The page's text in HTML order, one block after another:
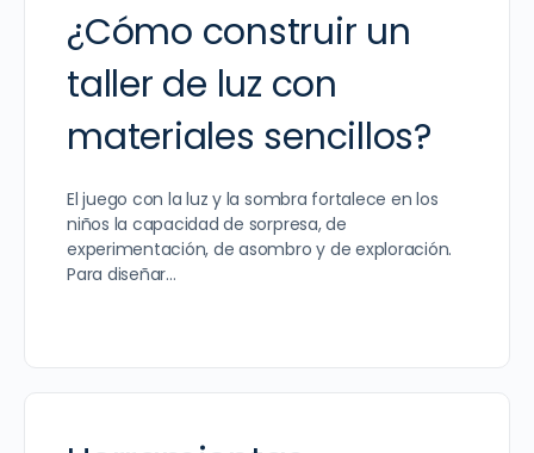
¿Cómo construir un
taller de luz con
materiales sencillos?
El juego con la luz y la sombra fortalece en los
niños la capacidad de sorpresa, de
experimentación, de asombro y de exploración.
Para diseñar…